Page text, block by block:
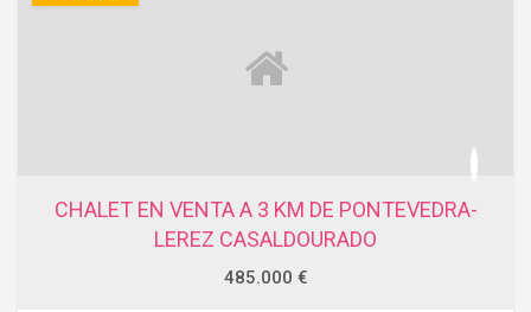
CHALET EN VENTA A 3 KM DE PONTEVEDRA-
LEREZ CASALDOURADO
485.000 €